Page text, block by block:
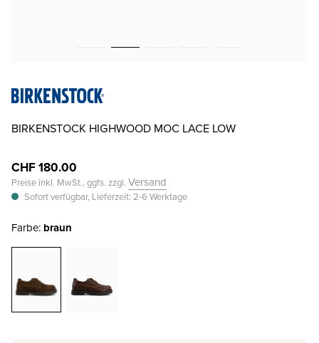
BIRKENSTOCK HIGHWOOD MOC LACE LOW
CHF 180.00
Preise inkl. MwSt., ggfs. zzgl. Versand
Sofort verfügbar, Lieferzeit: 2-6 Werktage
Farbe: braun